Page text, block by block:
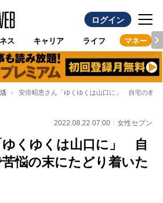
ログイン
ス キャリア ライフ マネー
安倍昭恵さん「ゆくゆくは山口に」 自宅の名義
2022.08.22 07:00 女性セブン
ゆくゆくは山口に」 自
悩の末にたどり着いた